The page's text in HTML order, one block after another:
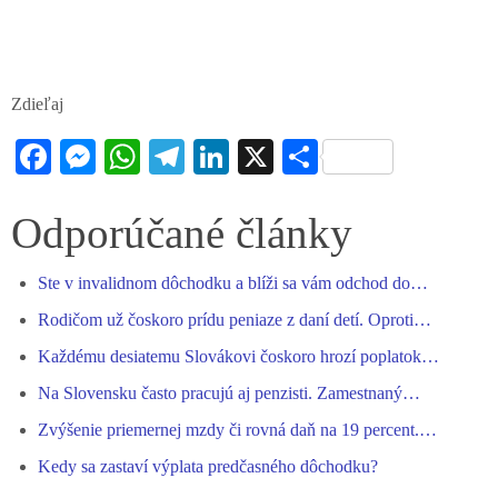
Zdieľaj
Fa
bo
ok
M
se
er
W
ts
pp
Te
gr
m
Li
ed
X S
re
Odporúčané články
Ste v invalidnom dôchodku a blíži sa vám odchod do…
Rodičom už čoskoro prídu peniaze z daní detí. Oproti…
Každému desiatemu Slovákovi čoskoro hrozí poplatok…
Na Slovensku často pracujú aj penzisti. Zamestnaný…
Zvýšenie priemernej mzdy či rovná daň na 19 percent.…
Kedy sa zastaví výplata predčasného dôchodku?